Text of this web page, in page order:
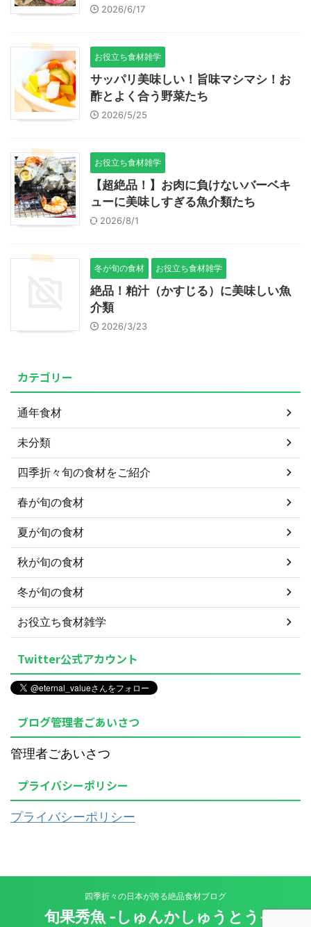
2026/6/17
お役立ち食材雑学
サッパリ美味しい！旨味マシマシ！お
酢とよく合う野菜たち
2026/5/25
お役立ち食材雑学
【超絶品！】お肉に負けないバーベキ
ューに美味しすぎる魚介類たち
2026/8/1
冬が旬の食材 お役立ち食材雑学
絶品！粕汁（かすじる）に美味しい魚
介類
2026/3/23
カテゴリー
通年食材
未分類
四季折々旬の食材をご紹介
春が旬の食材
夏が旬の食材
秋が旬の食材
冬が旬の食材
お役立ち食材雑学
Twitter公式アカウント
ブログ管理者ごあいさつ
管理者ごあいさつ
プライバシーポリシー
プライバシーポリシー
四季折々の日本が誇る絶品食材ブログ
旬果秀魚 -しゅんかしゅうとう-